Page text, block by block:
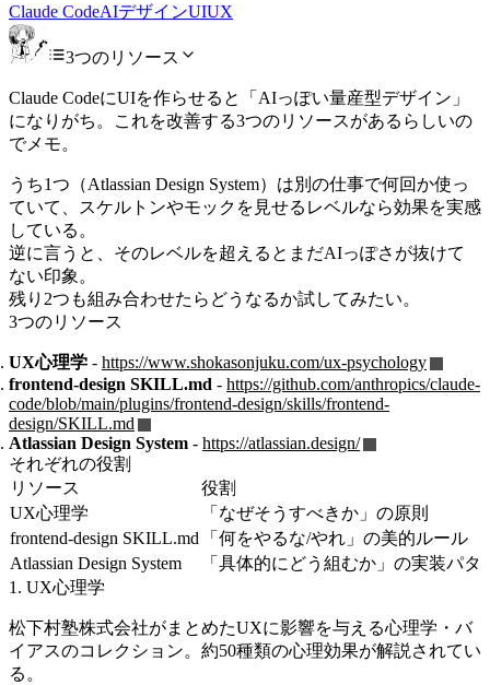
Claude CodeAIデザインUIUX
3つのリソース
Claude CodeにUIを作らせると「AIっぽい量産型デザイン」
になりがち。これを改善する3つのリソースがあるらしいの
でメモ。
うち1つ（Atlassian Design System）は別の仕事で何回か使っ
ていて、スケルトンやモックを見せるレベルなら効果を実感
している。
逆に言うと、そのレベルを超えるとまだAIっぽさが抜けて
ない印象。
残り2つも組み合わせたらどうなるか試してみたい。
3つのリソース
UX心理学 - https://www.shokasonjuku.com/ux-psychology
frontend-design SKILL.md - https://github.com/anthropics/claude-
code/blob/main/plugins/frontend-design/skills/frontend-
design/SKILL.md
Atlassian Design System - https://atlassian.design/
それぞれの役割
リソース
役割
UX心理学
「なぜそうすべきか」の原則
frontend-design SKILL.md
「何をやるな/やれ」の美的ルール
Atlassian Design System
「具体的にどう組むか」の実装パタ
1. UX心理学
松下村塾株式会社がまとめたUXに影響を与える心理学・バ
イアスのコレクション。約50種類の心理効果が解説されてい
る。